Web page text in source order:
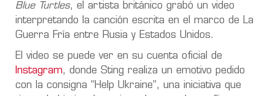
Blue Turtles, el artista británico grabó un video
interpretando la canción escrita en el marco de La
Guerra Fría entre Rusia y Estados Unidos.
El video se puede ver en su cuenta oficial de
Instagram, donde Sting realiza un emotivo pedido
con la consigna “Help Ukraine”, una iniciativa que